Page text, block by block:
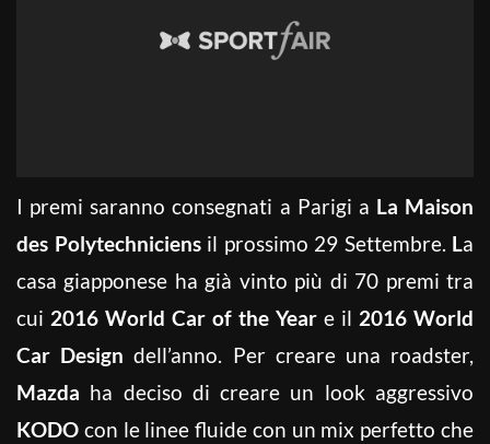
I premi saranno consegnati a Parigi a La Maison
des Polytechniciensil prossimo 29 Settembre. La
casa giapponese ha già vinto più di 70 premi tra
cui 2016 World Car of the Year e il 2016 World
Car Design dell’anno. Per creare una roadster,
Mazda ha deciso di creare un look aggressivo
KODO con le linee fluide con un mix perfetto che